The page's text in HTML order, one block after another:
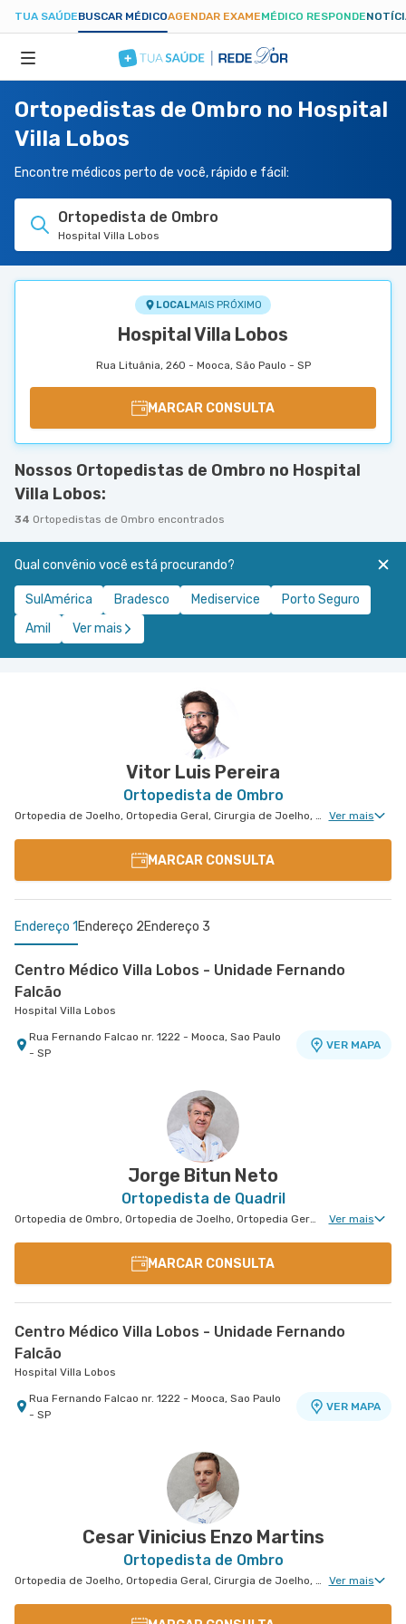
TUA SAÚDEBUSCAR MÉDICOAGENDAR EXAMEMÉDICO RESPONDE
ESPECIALIDADES
HOSPITAIS
TUASAUDE.COM
Ortopedistas de Ombro no Hospital
Villa Lobos
Encontre médicos perto de você, rápido e fácil:
Ortopedista de Ombro
Hospital Villa Lobos
LOCALMAIS PRÓXIMO
Hospital Villa Lobos
Rua Lituânia, 260 - Mooca, São Paulo - SP
MARCAR CONSULTA
Nossos Ortopedistas de Ombro no Hospital
Villa Lobos:
34 Ortopedistas de Ombro encontrados
Qual convênio você está procurando?
SulAmérica Bradesco Mediservice
Porto Seguro
Amil
Ver mais
Vitor Luis Pereira
Ortopedista de Ombro
Ortopedia de Joelho, Ortopedia Geral, Cirurgia de Joelho, Medicina Esportiva Clinica, Ortopedia de Cotovelo, Cirurgia de Cotovelo, Cirurgia de Ombro Ver mais
MARCAR CONSULTA
Endereço 1 Endereço 2Endereço 3
Centro Médico Villa Lobos - Unidade Fernando
Falcão
Hospital Villa Lobos
Rua Fernando Falcao nr. 1222 - Mooca, Sao Paulo
- SP
VER MAPA
Hospital e Maternidade São Luiz Anália Franco
Rua Antonio Camardo nr. 856 - Tatuape, Sao
Rua Doutor Alceu de Campos Rodrigues nr. 229
Conj. 807 8º Andar - Vila Nova Conceicao, Sao
Jorge Bitun Neto
Ortopedista de Quadril
Ortopedia de Ombro, Ortopedia de Joelho, Ortopedia Geral, Cirurgia de Joelho, Cirurgia de Quadril, Cirurgia de Ombro Ver mais
MARCAR CONSULTA
Centro Médico Villa Lobos - Unidade Fernando
Falcão
Hospital Villa Lobos
Rua Fernando Falcao nr. 1222 - Mooca, Sao Paulo
- SP
VER MAPA
Cesar Vinicius Enzo Martins
Ortopedista de Ombro
Ortopedia de Joelho, Ortopedia Geral, Cirurgia de Joelho, Cirurgia de Ombro Ver mais